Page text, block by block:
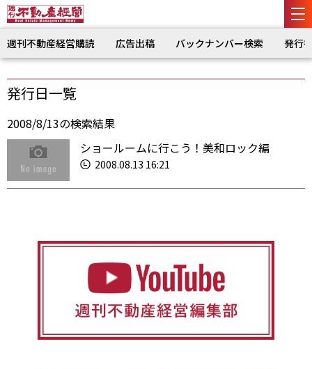
週刊不動産経営購読 広告出稿 バックナンバー検索 発行
発行日一覧
2008/8/13の検索結果
ショールームに行こう！美和ロック編
2008.08.13 16:21